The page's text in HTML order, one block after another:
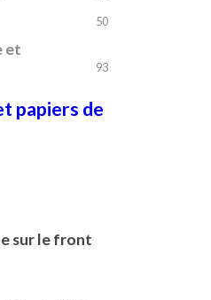
50
et
93
papiers de
sur le front